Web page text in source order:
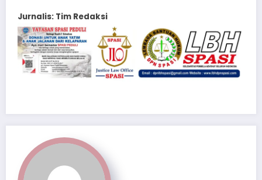
Jurnalis: Tim Redaksi